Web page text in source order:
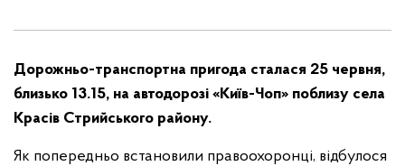
Дорожньо-транспортна пригода сталася 25 червня,
близько 13.15, на автодорозі «Київ-Чоп» поблизу села
Красів Стрийського району.
Як попередньо встановили правоохоронці, відбулося